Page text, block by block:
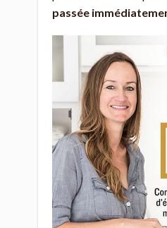
passée